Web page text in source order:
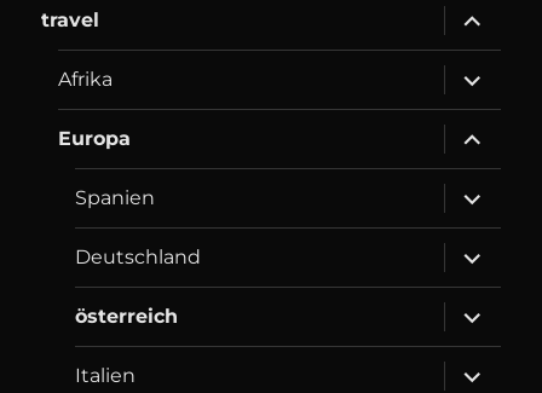
travel
expand
child
menu
Afrika
expand
child
menu
Europa
expand
child
menu
Spanien
expand
child
menu
Deutschland
expand
child
menu
österreich
expand
child
menu
Italien
expand
child